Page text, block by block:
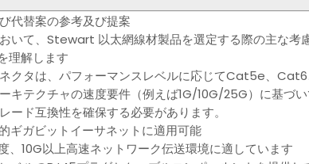
代替案の参考及び提案
いて、Stewart 以太網線材製品を選定する際の主な考
理解します
クタは、パフォーマンスレベルに応じてCat5e、
キテクチャの速度要件（例えば1G/10G/25G）に基づ
ード互換性を確保する必要があります。
ガビットイーサネットに適用可能
10G以上高速ネットワーク伝送環境に適しています